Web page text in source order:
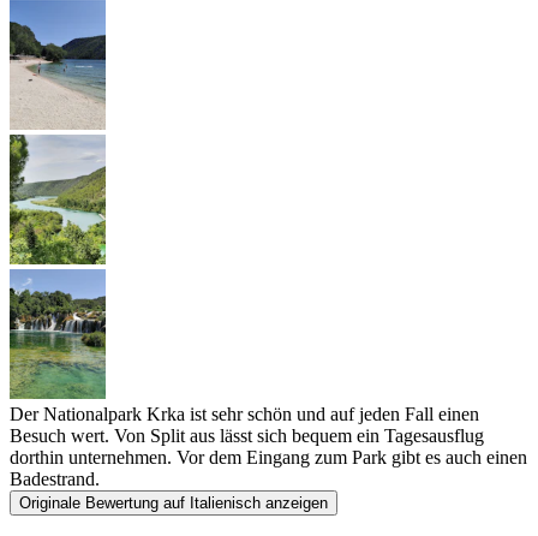
Der Nationalpark Krka ist sehr schön und auf jeden Fall einen
Besuch wert. Von Split aus lässt sich bequem ein Tagesausflug
dorthin unternehmen. Vor dem Eingang zum Park gibt es auch einen
Badestrand.
Originale Bewertung auf Italienisch anzeigen